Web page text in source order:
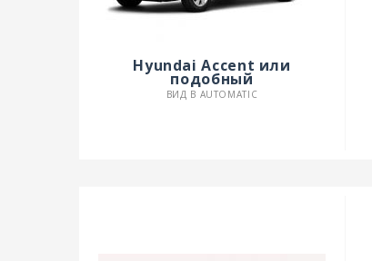
Hyundai Accent или
подобный
ВИД B AUTOMATIC